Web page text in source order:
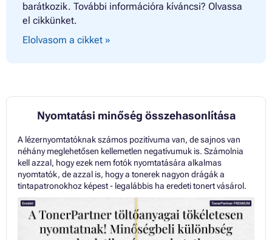
barátkozik. További információra kíváncsi? Olvassa
el cikkünket.
Elolvasom a cikket »
Nyomtatási minőség összehasonlítása
A lézernyomtatóknak számos pozitívuma van, de sajnos van
néhány meglehetősen kellemetlen negatívumuk is. Számolnia
kell azzal, hogy ezek nem fotók nyomtatására alkalmas
nyomtatók, de azzal is, hogy a tonerek nagyon drágák a
tintapatronokhoz képest - legalábbis ha eredeti tonert vásárol.